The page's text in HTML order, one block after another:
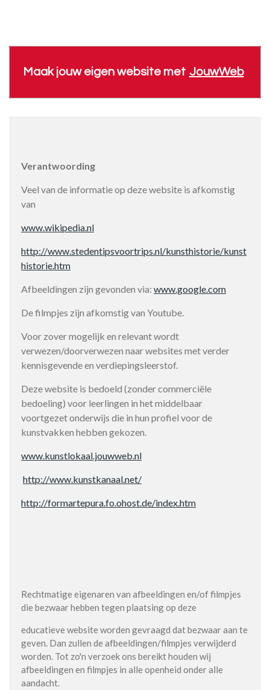
Maak jouw eigen website met JouwWeb
Verantwoording
Veel van de informatie op deze website is afkomstig
van
www.wikipedia.nl
http://www.stedentipsvoortrips.nl/kunsthistorie/kunst
historie.htm
Afbeeldingen zijn gevonden via: www.google.com
De filmpjes zijn afkomstig van Youtube.
Voor zover mogelijk en relevant wordt
verwezen/doorverwezen naar websites met verder
kennisgevende en verdiepingsleerstof.
Deze website is bedoeld (zonder commerciële
bedoeling) voor leerlingen in het middelbaar
voortgezet onderwijs die in hun profiel voor de
kunstvakken hebben gekozen.
www.kunstlokaal.jouwweb.nl
http://www.kunstkanaal.net/
http://formartepura.fo.ohost.de/index.htm
Rechtmatige eigenaren van afbeeldingen en/of filmpjes
die bezwaar hebben tegen plaatsing op deze
educatieve website worden gevraagd dat bezwaar aan te
geven. Dan zullen de afbeeldingen/filmpjes verwijderd
worden. Tot zo'n verzoek ons bereikt houden wij
afbeeldingen en filmpjes in alle openheid onder alle
aandacht.